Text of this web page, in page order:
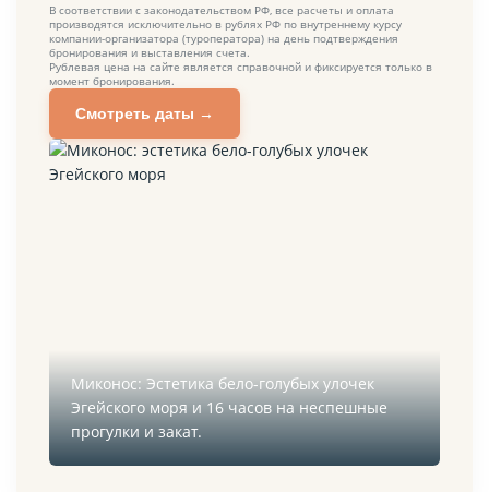
В соответствии с законодательством РФ, все расчеты и оплата
производятся исключительно в рублях РФ по внутреннему курсу
компании-организатора (туроператора) на день подтверждения
бронирования и выставления счета.
Рублевая цена на сайте является справочной и фиксируется только в
момент бронирования.
Смотреть даты →
Миконос: Эстетика бело-голубых улочек
Эгейского моря и 16 часов на неспешные
прогулки и закат.